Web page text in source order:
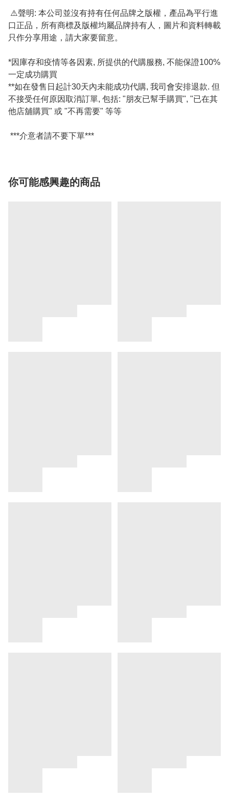
⚠️聲明: 本公司並沒有持有任何品牌之版權，產品為平行進
口正品，所有商標及版權均屬品牌持有人，圖片和資料轉載
只作分享用途，請大家要留意。
*因庫存和疫情等各因素, 所提供的代購服務, 不能保證100%
一定成功購買
**如在發售日起計30天內未能成功代購, 我司會安排退款. 但
不接受任何原因取消訂單, 包括: "朋友已幫手購買", "已在其
他店舖購買" 或 "不再需要" 等等
***介意者請不要下單***
你可能感興趣的商品